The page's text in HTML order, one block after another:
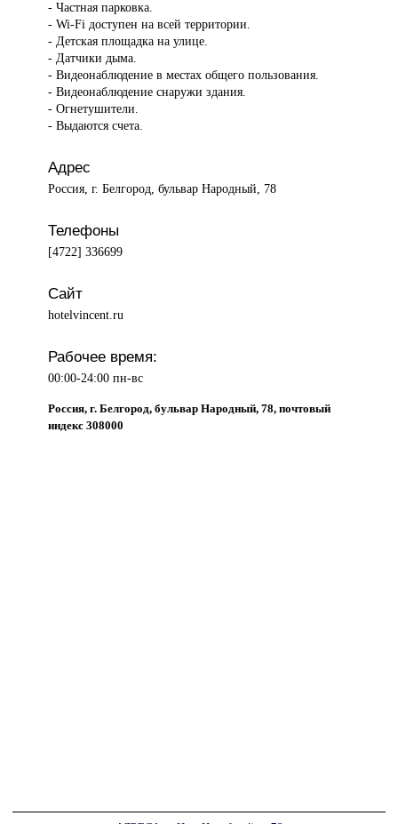
- Частная парковка.
- Wi-Fi доступен на всей территории.
- Детская площадка на улице.
- Датчики дыма.
- Видеонаблюдение в местах общего пользования.
- Видеонаблюдение снаружи здания.
- Огнетушители.
- Выдаются счета.
Адрес
Россия, г. Белгород, бульвар Народный, 78
Телефоны
[4722] 336699
Сайт
hotelvincent.ru
Рабочее время:
00:00-24:00 пн-вс
Россия, г. Белгород, бульвар Народный, 78, почтовый
индекс 308000